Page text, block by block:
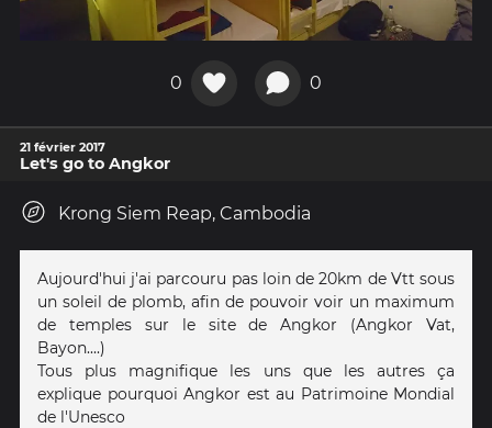
0 0
21 février 2017
Let's go to Angkor
Krong Siem Reap, Cambodia
Aujourd'hui j'ai parcouru pas loin de 20km de Vtt sous
un soleil de plomb, afin de pouvoir voir un maximum
de temples sur le site de Angkor (Angkor Vat,
Bayon....)
Tous plus magnifique les uns que les autres ça
explique pourquoi Angkor est au Patrimoine Mondial
de l'Unesco